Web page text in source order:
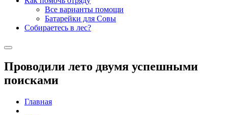
Все варианты помощи
Батарейки для Совы
Собираетесь в лес?
Проводили лето двумя успешными
поисками
Главная